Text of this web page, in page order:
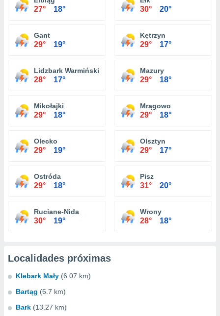
27° 18° 30° 20°
Gant
29° 19°
Kętrzyn
29° 17°
Lidzbark Warmiński
28° 17°
Mazury
29° 18°
Mikołajki
29° 18°
Mrągowo
29° 18°
Olecko
29° 19°
Olsztyn
29° 17°
Ostróda
29° 18°
Pisz
31° 20°
Ruciane-Nida
30° 19°
Wrony
28° 18°
Localidades próximas
Klebark Mały (6.07 km)
Bartąg (6.7 km)
Bark (13.27 km)